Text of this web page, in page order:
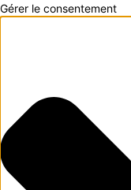
Gérer le consentement